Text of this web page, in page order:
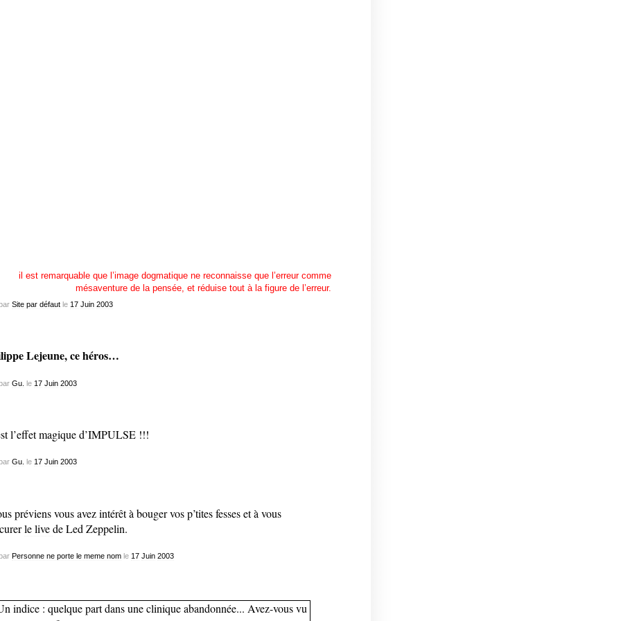
il est remarquable que l’image dogmatique ne reconnaisse que l’erreur comme
mésaventure de la pensée, et réduise tout à la figure de l’erreur.
Site par défautle 17 Juin 2003
Lejeune, ce héros…
Gu. le 17 Juin 2003
l’effet magique d’IMPULSE !!!
Gu. le 17 Juin 2003
préviens vous avez intérêt à bouger vos p’tites fesses et à vous
le livede Led Zeppelin.
Personne ne porte le meme nomle 17 Juin 2003